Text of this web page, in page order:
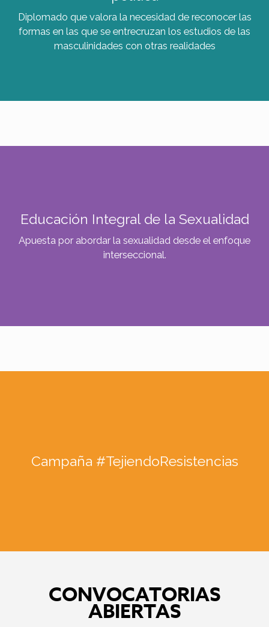
Diplomado que valora la necesidad de reconocer las
formas en las que se entrecruzan los estudios de las
masculinidades con otras realidades
Educación Integral de la Sexualidad
Apuesta por abordar la sexualidad desde el enfoque
interseccional.
Campaña #TejiendoResistencias
CONVOCATORIAS
ABIERTAS